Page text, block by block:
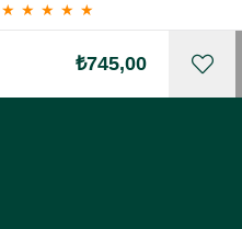
★ ★ ★ ★ ★
₺745,00